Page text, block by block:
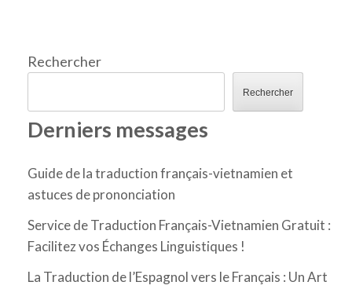
Rechercher
Rechercher
Derniers messages
Guide de la traduction français-vietnamien et
astuces de prononciation
Service de Traduction Français-Vietnamien Gratuit :
Facilitez vos Échanges Linguistiques !
La Traduction de l’Espagnol vers le Français : Un Art